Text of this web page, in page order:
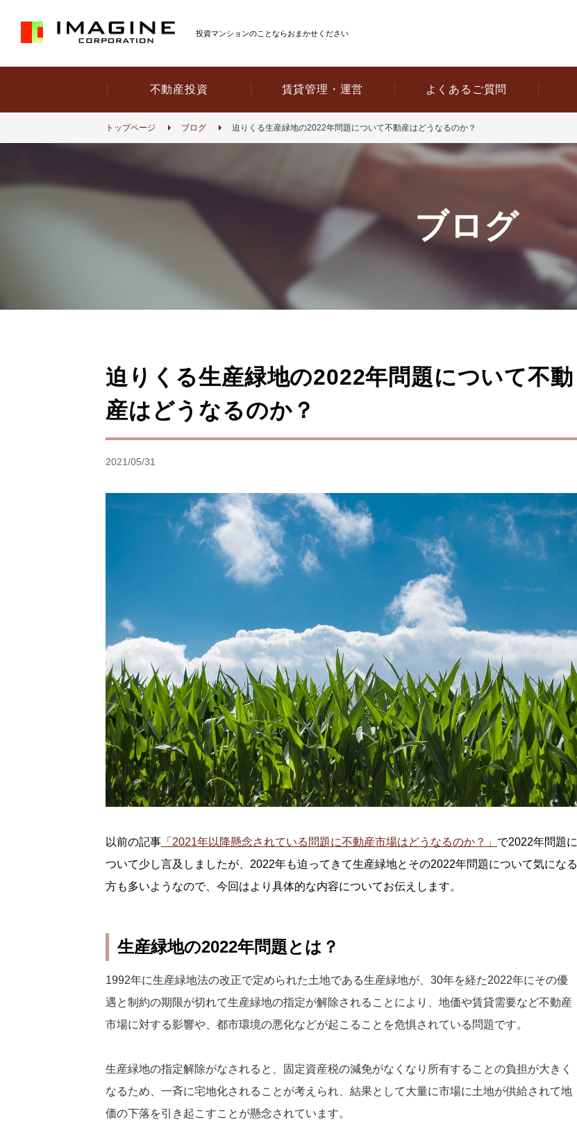
投資マンションのことならおまかせください
不動産投資 賃貸管理・運営 よくあるご質問
トップページ ブログ 迫りくる生産緑地の2022年問題について不動産はどうなるのか？
ブログ
迫りくる生産緑地の2022年問題について不動
産はどうなるのか？
2021/05/31
以前の記事 「2021年以降懸念されている問題に不動産市場はどうなるのか？」 で2022年問題に
ついて少し言及しましたが、2022年も迫ってきて生産緑地とその2022年問題について気になる
方も多いようなので、今回はより具体的な内容についてお伝えします。
生産緑地の2022年問題とは？
1992年に生産緑地法の改正で定められた土地である生産緑地が、30年を経た2022年にその優
遇と制約の期限が切れて生産緑地の指定が解除されることにより、地価や賃貸需要など不動産
市場に対する影響や、都市環境の悪化などが起こることを危惧されている問題です。
生産緑地の指定解除がなされると、固定資産税の減免がなくなり所有することの負担が大きく
なるため、一斉に宅地化されることが考えられ、結果として大量に市場に土地が供給されて地
価の下落を引き起こすことが懸念されています。